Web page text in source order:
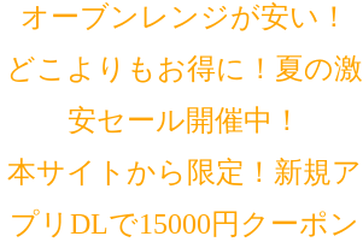
オーブンレンジが安い！
どこよりもお得に！夏の激
安セール開催中！
本サイトから限定！新規ア
プリDLで15000円クーポン